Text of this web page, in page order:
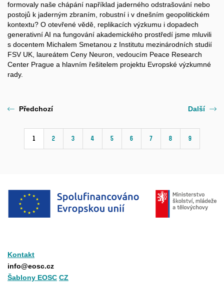
formovaly naše chápání například jaderného odstrašování nebo
postojů k jaderným zbraním, robustní i v dnešním geopolitickém
kontextu? O otevřené vědě, replikacích výzkumu i dopadech
generativní AI na fungování akademického prostředí jsme mluvili
s docentem Michalem Smetanou z Institutu mezinárodních studií
FSV UK, laureátem Ceny Neuron, vedoucím Peace Research
Center Prague a hlavním řešitelem projektu Evropské výzkumné
rady.
Předchozí
1 2 3 4 5 6 7 8 9
Další
Kontakt
info@eosc.cz
Šablony EOSC CZ